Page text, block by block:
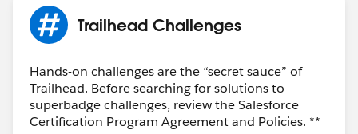
Trailhead Challenges
Hands-on challenges are the “secret sauce” of
Trailhead. Before searching for solutions to
superbadge challenges, review the Salesforce
Certification Program Agreement and Policies. **